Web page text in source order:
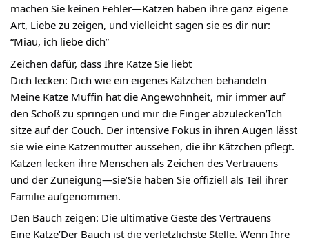
machen Sie keinen Fehler—Katzen haben ihre ganz eigene
Art, Liebe zu zeigen, und vielleicht sagen sie es dir nur:
“Miau, ich liebe dich”
Zeichen dafür, dass Ihre Katze Sie liebt
Dich lecken: Dich wie ein eigenes Kätzchen behandeln
Meine Katze Muffin hat die Angewohnheit, mir immer auf
den Schoß zu springen und mir die Finger abzulecken’Ich
sitze auf der Couch. Der intensive Fokus in ihren Augen lässt
sie wie eine Katzenmutter aussehen, die ihr Kätzchen pflegt.
Katzen lecken ihre Menschen als Zeichen des Vertrauens
und der Zuneigung—sie’Sie haben Sie offiziell als Teil ihrer
Familie aufgenommen.
Den Bauch zeigen: Die ultimative Geste des Vertrauens
Eine Katze’Der Bauch ist die verletzlichste Stelle. Wenn Ihre